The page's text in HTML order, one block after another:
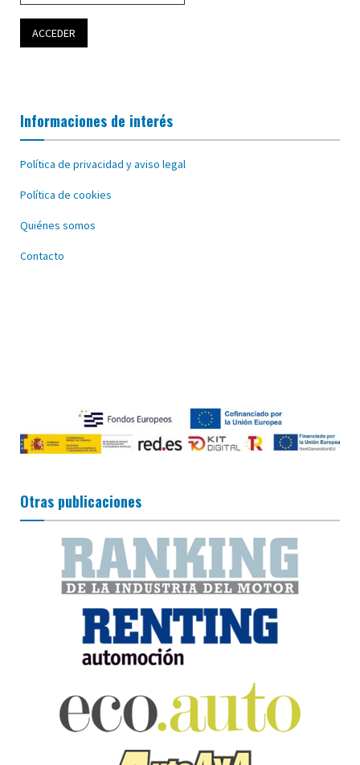
Informaciones de interés
Política de privacidad y aviso legal
Política de cookies
Quiénes somos
Contacto
Otras publicaciones